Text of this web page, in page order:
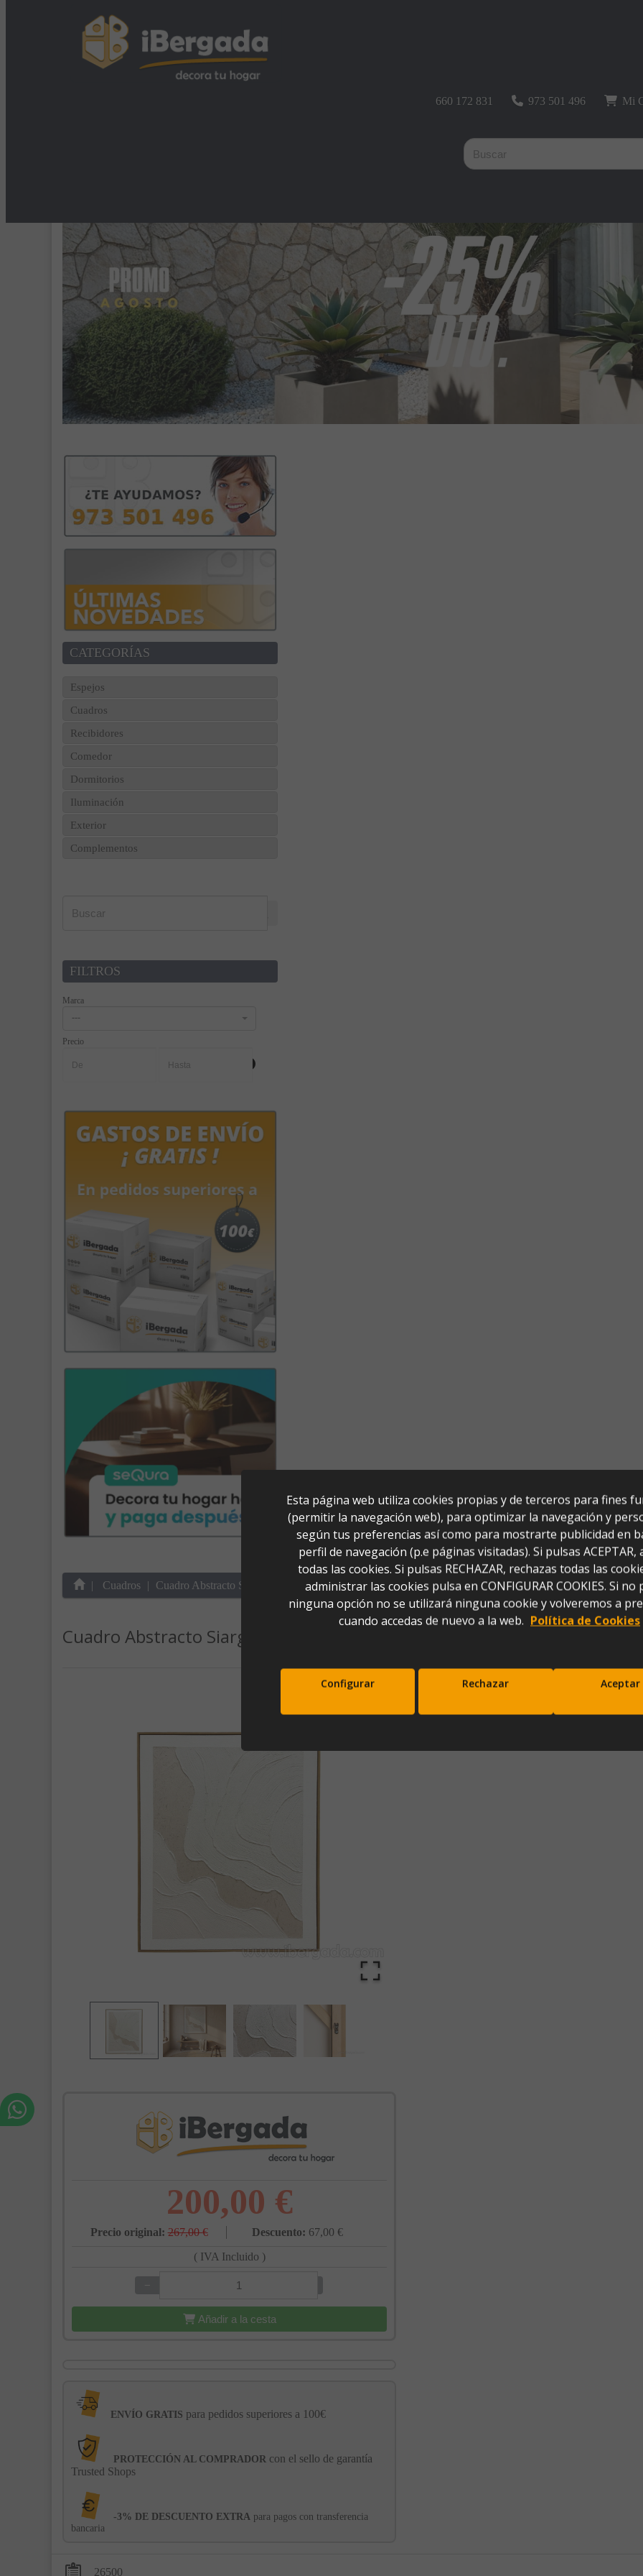
660 172 831 973 501 496 Mi
CATEGORÍAS
Espejos
Cuadros
Recibidores
Comedor
Dormitorios
Iluminación
Exterior
Complementos
FILTROS
Marca
---
Precio
Cuadros Cuadro Abstracto Siargao (80x100)
Cuadro Abstracto Siargao (80x100)
200,00 €
Precio original: 267,00 € Descuento: 67,00 €
( IVA Incluido )
−
Añadir a la cesta
ENVÍO GRATIS para pedidos superiores a 100€
PROTECCIÓN AL COMPRADOR con el sello de garantía
Trusted Shops
-3% DE DESCUENTO EXTRA para pagos con transferencia
bancaria
26500
Subscríbete a nuestra newsletter y
Al unirte expresas tu consentimiento para recibir comunicaciones comerciales de IBERGADA. Puedes
Esta página web utiliza cookies propias y de terceros para fines
(permitir la navegación web), para optimizar la navegación y
según tus preferencias así como para mostrarte publicidad en
perfil de navegación (p.e páginas visitadas). Si pulsas ACEPTAR,
todas las cookies. Si pulsas RECHAZAR, rechazas todas las
administrar las cookies pulsa en CONFIGURAR COOKIES. Si no
ninguna opción no se utilizará ninguna cookie y volveremos a
cuando accedas de nuevo a la web. Política de Cookies
Configurar Rechazar Aceptar